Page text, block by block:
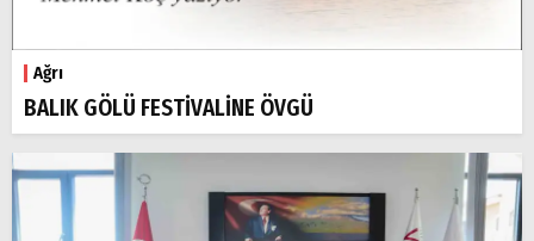
Ağrı
BALIK GÖLÜ FESTİVALİNE ÖVGÜ